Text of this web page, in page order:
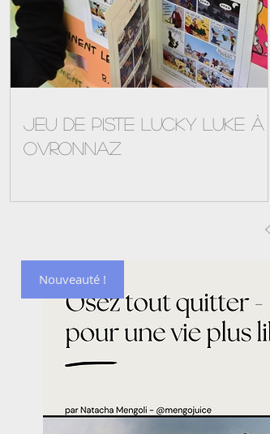
Jeu de piste Lucky Luke à
Ovronnaz
Nouveauté !